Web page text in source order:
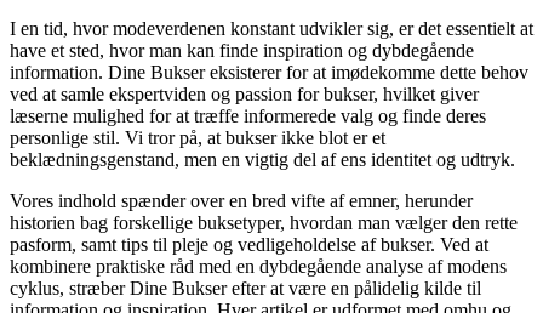
I en tid, hvor modeverdenen konstant udvikler sig, er det essentielt at
have et sted, hvor man kan finde inspiration og dybdegående
information. Dine Bukser eksisterer for at imødekomme dette behov
ved at samle ekspertviden og passion for bukser, hvilket giver
læserne mulighed for at træffe informerede valg og finde deres
personlige stil. Vi tror på, at bukser ikke blot er et
beklædningsgenstand, men en vigtig del af ens identitet og udtryk.
Vores indhold spænder over en bred vifte af emner, herunder
historien bag forskellige buksetyper, hvordan man vælger den rette
pasform, samt tips til pleje og vedligeholdelse af bukser. Ved at
kombinere praktiske råd med en dybdegående analyse af modens
cyklus, stræber Dine Bukser efter at være en pålidelig kilde til